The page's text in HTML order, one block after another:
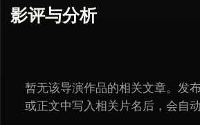
影评与分析
暂无该导演作品的相关文章。发
或正文中写入相关片名后，会自动